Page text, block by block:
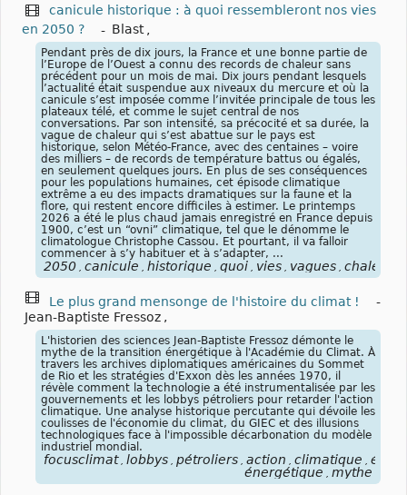
canicule historique : à quoi ressembleront nos vies
en 2050 ?
- Blast ,
Pendant près de dix jours, la France et une bonne partie de
l’Europe de l’Ouest a connu des records de chaleur sans
précédent pour un mois de mai. Dix jours pendant lesquels
l’actualité était suspendue aux niveaux du mercure et où la
canicule s’est imposée comme l’invitée principale de tous les
plateaux télé, et comme le sujet central de nos
conversations. Par son intensité, sa précocité et sa durée, la
vague de chaleur qui s’est abattue sur le pays est
historique, selon Météo-France, avec des centaines – voire
des milliers – de records de température battus ou égalés,
en seulement quelques jours. En plus de ses conséquences
pour les populations humaines, cet épisode climatique
extrême a eu des impacts dramatiques sur la faune et la
flore, qui restent encore difficiles à estimer. Le printemps
2026 a été le plus chaud jamais enregistré en France depuis
1900, c’est un “ovni” climatique, tel que le dénomme le
climatologue Christophe Cassou. Et pourtant, il va falloir
commencer à s’y habituer et à s’adapter, ...
2050 , canicule , historique , quoi , vies , vagues , chaleurs
Le plus grand mensonge de l'histoire du climat !
-
Jean-Baptiste Fressoz ,
L'historien des sciences Jean-Baptiste Fressoz démonte le
mythe de la transition énergétique à l'Académie du Climat. À
travers les archives diplomatiques américaines du Sommet
de Rio et les stratégies d'Exxon dès les années 1970, il
révèle comment la technologie a été instrumentalisée par les
gouvernements et les lobbys pétroliers pour retarder l'action
climatique. Une analyse historique percutante qui dévoile les
coulisses de l'économie du climat, du GIEC et des illusions
technologiques face à l'impossible décarbonation du modèle
industriel mondial.
focusclimat lobbys pétroliers action climatique
énergétique
mythe